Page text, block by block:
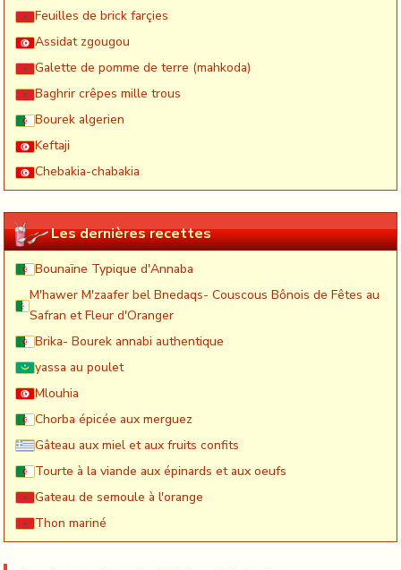
Feuilles de brick farçies
Assidat zgougou
Galette de pomme de terre (mahkoda)
Baghrir crêpes mille trous
Bourek algerien
Keftaji
Chebakia-chabakia
Les dernières recettes
Bounaïne Typique d'Annaba
M'hawer M'zaafer bel Bnedaqs- Couscous Bônois de Fêtes au
Safran et Fleur d'Oranger
Brika- Bourek annabi authentique
yassa au poulet
Mlouhia
Chorba épicée aux merguez
Gâteau aux miel et aux fruits confits
Tourte à la viande aux épinards et aux oeufs
Gateau de semoule à l'orange
Thon mariné